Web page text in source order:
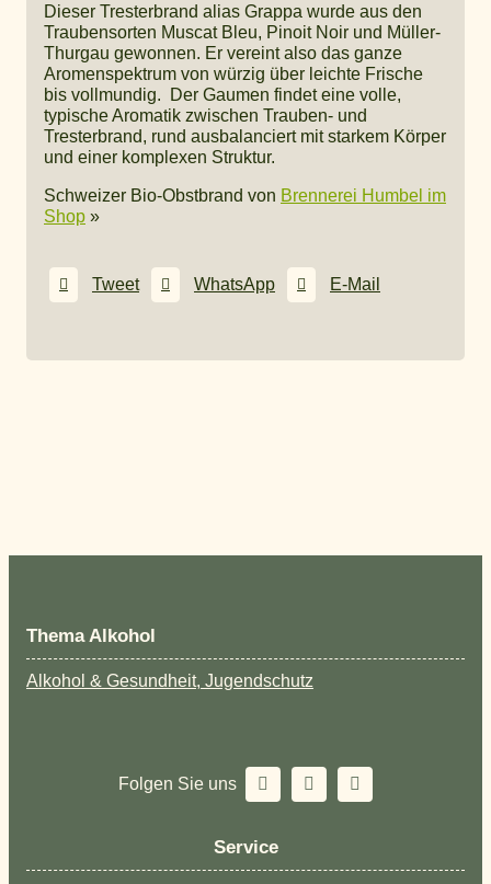
Dieser Tresterbrand alias Grappa wurde aus den
Traubensorten Muscat Bleu, Pinoit Noir und Müller-
Thurgau gewonnen. Er vereint also das ganze
Aromenspektrum von würzig über leichte Frische
bis vollmundig. Der Gaumen findet eine volle,
typische Aromatik zwischen Trauben- und
Tresterbrand, rund ausbalanciert mit starkem Körper
und einer komplexen Struktur.
Schweizer Bio-Obstbrand von Brennerei Humbel im
Shop »
Tweet WhatsApp E-Mail
Thema Alkohol
Alkohol & Gesundheit, Jugendschutz
Folgen Sie uns
Service